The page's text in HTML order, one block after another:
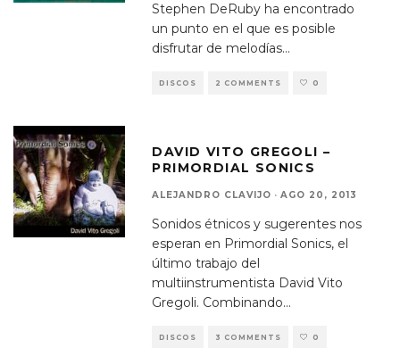
Stephen DeRuby ha encontrado
un punto en el que es posible
disfrutar de melodías...
DISCOS 2 COMMENTS 0
DAVID VITO GREGOLI –
PRIMORDIAL SONICS
ALEJANDRO CLAVIJO · AGO 20, 2013
Sonidos étnicos y sugerentes nos
esperan en Primordial Sonics, el
último trabajo del
multiinstrumentista David Vito
Gregoli. Combinando...
DISCOS 3 COMMENTS 0